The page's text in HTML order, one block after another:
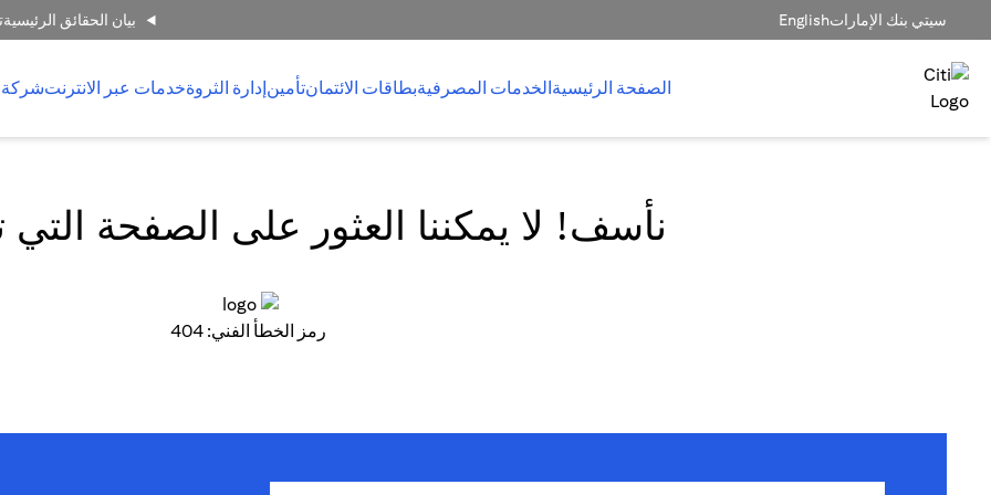
سيتي بنك الإماراتEnglish بيان الحقائق الرئيسية
الصفحة الرئيسيةالخدمات المصرفيةبطاقات الائتمانتأمينإدارة الثروةخدمات عبر الانترنتشركة
نأسف! لا يمكننا العثور على الصفحة
رمز الخطأ الفني: 404